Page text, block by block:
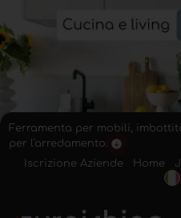
Ferramenta per mobili,
per l'arredamento.
Iscrizione Aziende
Home